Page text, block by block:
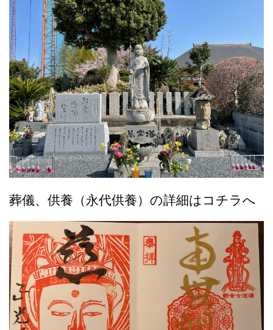
葬儀、供養（永代供養）の詳細はコチラへ